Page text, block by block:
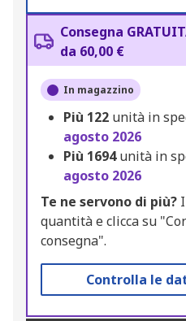
Consegna
da 60,00 €
In magazzino
Più 122 unità in
agosto 2026
Più 1694unità in
agosto 2026
Te ne servono di più?
quantità e clicca su
consegna".
Controlla le